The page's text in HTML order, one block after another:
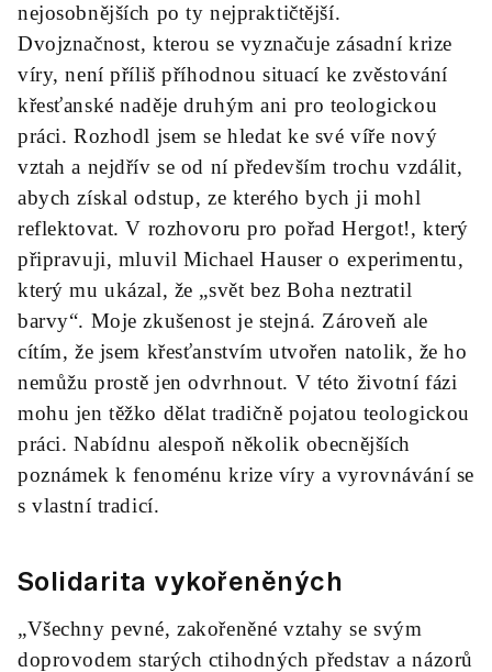
nejosobnějších po ty nejpraktičtější.
Dvojznačnost, kterou se vyznačuje zásadní krize
víry, není příliš příhodnou situací ke zvěstování
křesťanské naděje druhým ani pro teologickou
práci. Rozhodl jsem se hledat ke své víře nový
vztah a nejdřív se od ní především trochu vzdálit,
abych získal odstup, ze kterého bych ji mohl
reflektovat. V rozhovoru pro pořad Hergot!, který
připravuji, mluvil Michael Hauser o experimentu,
který mu ukázal, že „svět bez Boha neztratil
barvy“. Moje zkušenost je stejná. Zároveň ale
cítím, že jsem křesťanstvím utvořen natolik, že ho
nemůžu prostě jen odvrhnout. V této životní fázi
mohu jen těžko dělat tradičně pojatou teologickou
práci. Nabídnu alespoň několik obecnějších
poznámek k fenoménu krize víry a vyrovnávání se
s vlastní tradicí.
Solidarita vykořeněných
„Všechny pevné, zakořeněné vztahy se svým
doprovodem starých ctihodných představ a názorů